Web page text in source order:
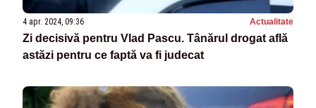
4 apr. 2024, 09:36 Actualitate
Zi decisivă pentru Vlad Pascu. Tânărul drogat află
astăzi pentru ce faptă va fi judecat